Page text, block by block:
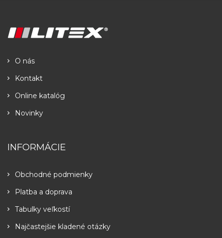
O nás
Kontakt
Online katalóg
Novinky
INFORMÁCIE
Obchodné podmienky
Platba a doprava
Tabulky veľkostí
Najčastejšie kladené otázky